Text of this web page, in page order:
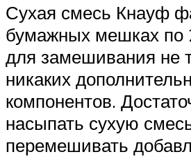
Сухая смесь Кнауф
бумажных мешках по
для замешивания не
никаких
компонентов.
насыпать сухую
перемешивать